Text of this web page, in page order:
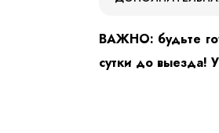
ВАЖНО: будьте
сутки до выезда!